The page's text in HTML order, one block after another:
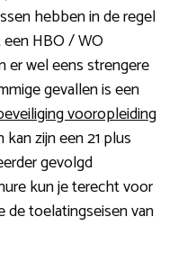
hebben in de regel
HBO / WO
er wel eens strengere
gevallen is een
vooropleiding
zijn een 21 plus
gevolgd
kun je terecht voor
de toelatingseisen van